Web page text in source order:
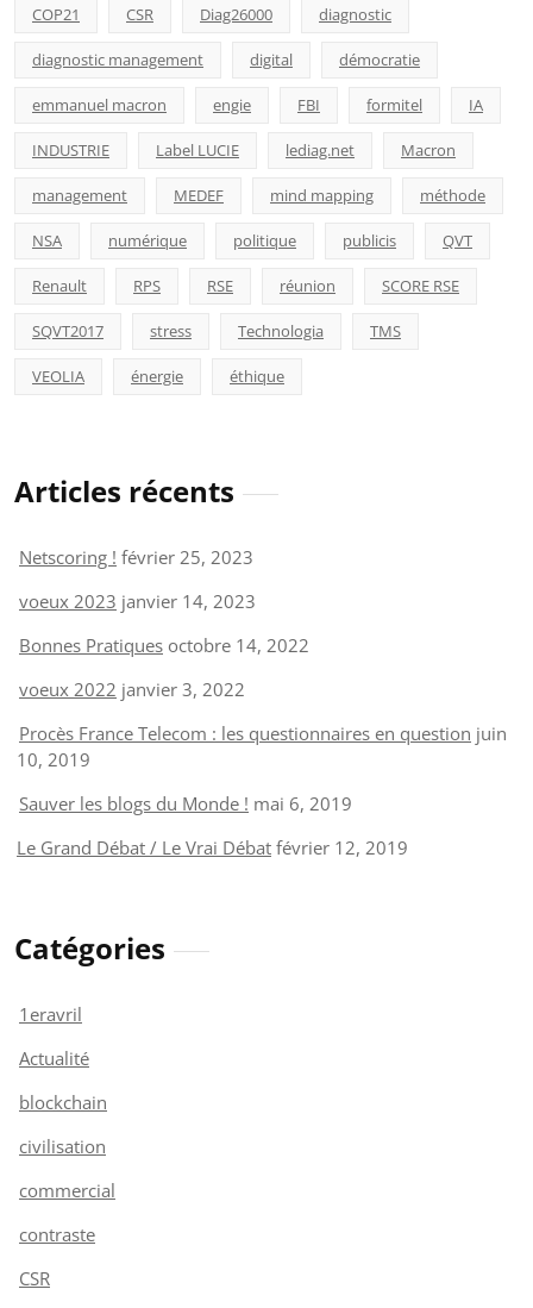
COP21 CSR Diag26000 diagnostic
diagnostic management digital démocratie
emmanuel macron engie FBI formitel IA
INDUSTRIE Label LUCIE lediag.net Macron
management MEDEF mind mapping méthode
NSA numérique politique publicis QVT
Renault RPS RSE réunion SCORE RSE
SQVT2017 stress Technologia TMS
VEOLIA énergie éthique
Articles récents
Netscoring ! février 25, 2023
voeux 2023 janvier 14, 2023
Bonnes Pratiques octobre 14, 2022
voeux 2022 janvier 3, 2022
Procès France Telecom : les questionnaires en question juin
10, 2019
Sauver les blogs du Monde ! mai 6, 2019
Le Grand Débat / Le Vrai Débat février 12, 2019
Catégories
1eravril
Actualité
blockchain
civilisation
commercial
contraste
CSR